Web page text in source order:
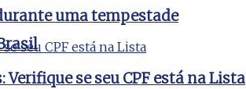
uma tempestade
se seu CPF está na Lista